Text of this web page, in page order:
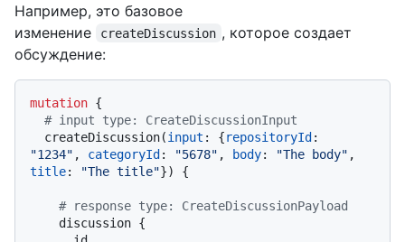
Например, это базовое
изменение
createDiscussion , которое создает
обсуждение:
mutation {
# input type: CreateDiscussionInput
  createDiscussion
(input : {repositoryId :
"1234" , categoryId : "5678" , body: "The body"
title: "The title"}) {
# response type: CreateDiscussionPayload
    discussion
{